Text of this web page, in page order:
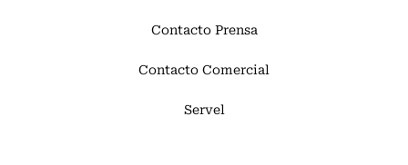
Contacto Prensa
Contacto Comercial
Servel